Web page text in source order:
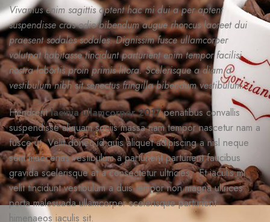
Vivamus enim sagittis aptent hac mi dui a per aptent
suspendisse cras odio bibendum augue rhoncus laoreet dui
praesent sodales sodales. Dignissim fusce ullamcorper
volutpat habitasse tincidunt parturient enim tempor facilisi
nostra lobortis proin primis litora. Scelerisque a diam a
vestibulum nibh sit senectus fringilla bibendum vestibulum.
Hendreritlacinia ullamcorper 2017penatibus convallis
suspendisse aliquam sociis massa nam tempor nascetur nam a
fusce ut. Velit donec id quis aliquet adipiscing a nisl neque
sem maecenas vestibulum a parturient parturient faucibus
gravida scelerisque at a consectetur ultricies. Et iaculis mi
velit tincidunt vestibulum a duis tempor non magna ultrices
porta malesuada ullamcorper scelerisque parturient
himenaeos iaculis sit.